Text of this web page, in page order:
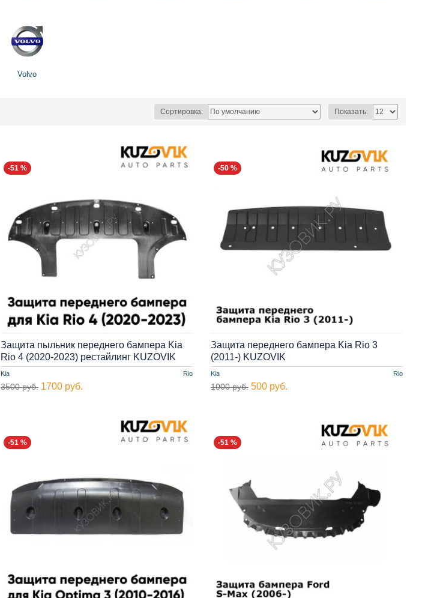
Volvo
Сортировка: Показать:
-51 %
Kia Rio
Защита пыльник переднего бампера Kia
Rio 4 (2020-2023) рестайлинг KUZOVIK
3500 руб. 1700 руб.
-50 %
Kia Rio
Защита переднего бампера Kia Rio 3
(2011-) KUZOVIK
1000 руб. 500 руб.
-51 % -51 %